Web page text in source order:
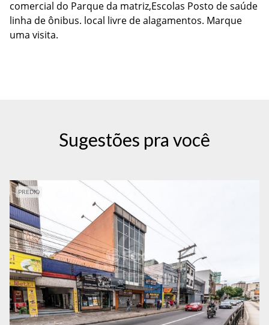
comercial do Parque da matriz,Escolas Posto de saúde
linha de ônibus. local livre de alagamentos. Marque
uma visita.
Sugestões pra você
PREDIO